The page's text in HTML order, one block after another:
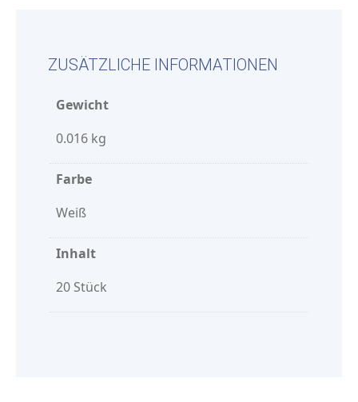
ZUSÄTZLICHE INFORMATIONEN
Gewicht
0.016 kg
Farbe
Weiß
Inhalt
20 Stück